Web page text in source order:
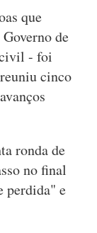
que
de
civil - foi
cinco
ronda de
no final
perdida" e